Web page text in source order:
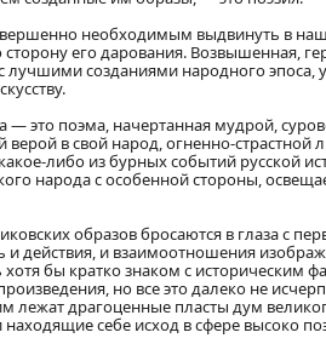
необходимым выдвинуть в
его дарования. Возвышенная,
лучшими созданиями народного эпоса,
— это поэма, начертанная мудрой,
в свой народ, огненно-страстной
либо из бурных событий русской
народа с особенной стороны,
образов бросаются в глаза с
и действия, и взаимоотношения
хотя бы кратко знаком с историческим
но все это далеко не
лежат драгоценные пласты дум
себе исход в сфере высоко